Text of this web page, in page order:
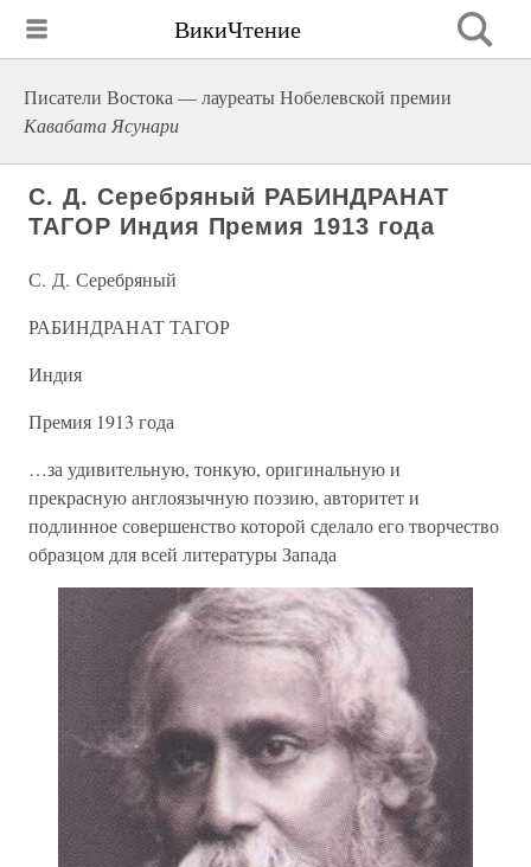
ВикиЧтение
Писатели Востока — лауреаты Нобелевской премии
Кавабата Ясунари
С. Д. Серебряный РАБИНДРАНАТ
ТАГОР Индия Премия 1913 года
С. Д. Серебряный
РАБИНДРАНАТ ТАГОР
Индия
Премия 1913 года
…за удивительную, тонкую, оригинальную и
прекрасную англоязычную поэзию, авторитет и
подлинное совершенство которой сделало его творчество
образцом для всей литературы Запада